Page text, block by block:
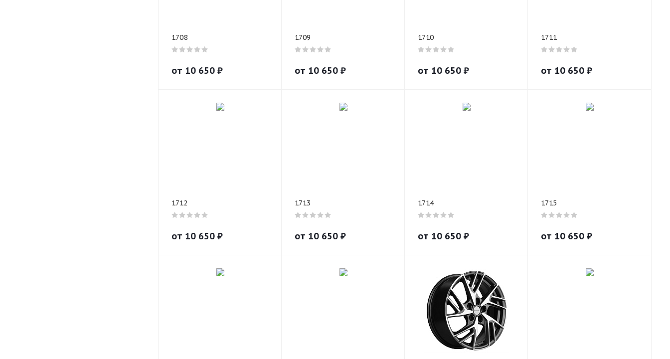
1708
от 10 650 ₽
1709
от 10 650 ₽
1710
от 10 650 ₽
1711
от 10 650 ₽
1712
от 10 650 ₽
1713
от 10 650 ₽
1714
от 10 650 ₽
1715
от 10 650 ₽